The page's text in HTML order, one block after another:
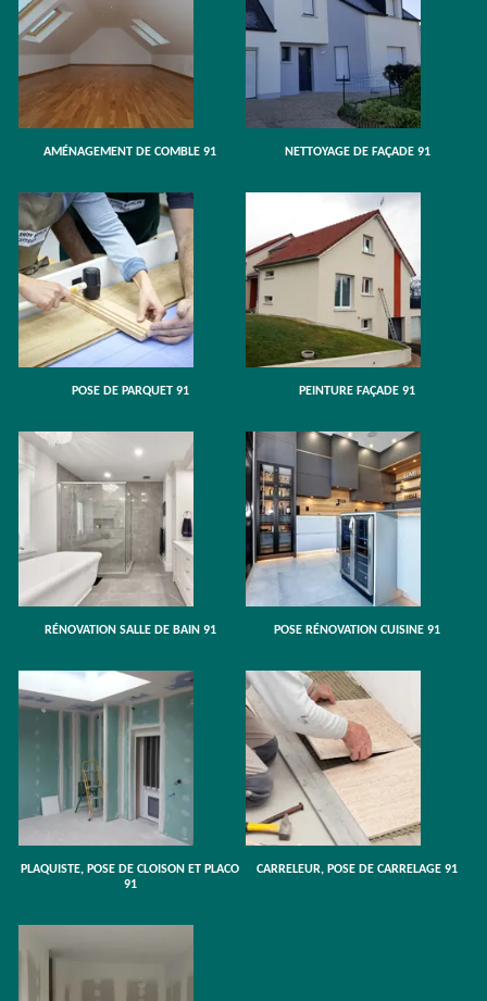
AMÉNAGEMENT DE COMBLE 91 NETTOYAGE DE FAÇADE 91
POSE DE PARQUET 91 PEINTURE FAÇADE 91
RÉNOVATION SALLE DE BAIN 91 POSE RÉNOVATION CUISINE 91
PLAQUISTE, POSE DE CLOISON ET PLACO
91
CARRELEUR, POSE DE CARRELAGE 91